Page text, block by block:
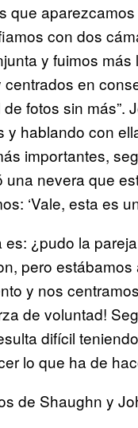
que
con dos
y fuimos
en
fotos sin más”.
hablando con
importantes,
una nevera que
‘Vale, esta es
¿pudo la
pero
y nos
de voluntad!
difícil
lo que ha de
de Shaughn y